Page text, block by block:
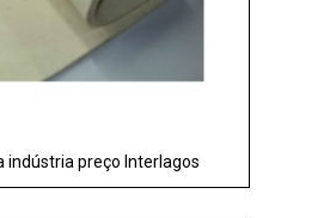
indústria preço Interlagos